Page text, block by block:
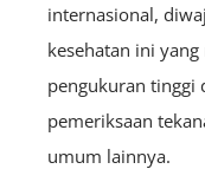
internasional,
kesehatan ini
pengukuran tinggi
pemeriksaan
umum lainnya.